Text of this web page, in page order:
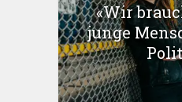
«Wir
junge